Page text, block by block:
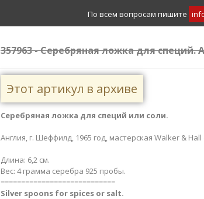
По всем вопросам пишите
357963 - Серебряная ложка для специй.
Этот артикул в архиве
Серебряная ложка для специй или соли.
Англия, г. Шеффилд, 1965 год, мастерская Walker &
Длина: 6,2 см.
Вес: 4 грамма серебра 925 пробы.
============================
Silver spoons for spices or salt.